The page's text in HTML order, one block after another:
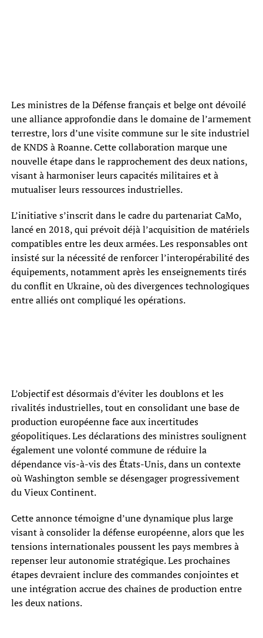
Les ministres de la Défense français et belge ont dévoilé
une alliance approfondie dans le domaine de l’armement
terrestre, lors d’une visite commune sur le site industriel
de KNDS à Roanne. Cette collaboration marque une
nouvelle étape dans le rapprochement des deux nations,
visant à harmoniser leurs capacités militaires et à
mutualiser leurs ressources industrielles.
L’initiative s’inscrit dans le cadre du partenariat CaMo,
lancé en 2018, qui prévoit déjà l’acquisition de matériels
compatibles entre les deux armées. Les responsables ont
insisté sur la nécessité de renforcer l’interopérabilité des
équipements, notamment après les enseignements tirés
du conflit en Ukraine, où des divergences technologiques
entre alliés ont compliqué les opérations.
L’objectif est désormais d’éviter les doublons et les
rivalités industrielles, tout en consolidant une base de
production européenne face aux incertitudes
géopolitiques. Les déclarations des ministres soulignent
également une volonté commune de réduire la
dépendance vis-à-vis des États-Unis, dans un contexte
où Washington semble se désengager progressivement
du Vieux Continent.
Cette annonce témoigne d’une dynamique plus large
visant à consolider la défense européenne, alors que les
tensions internationales poussent les pays membres à
repenser leur autonomie stratégique. Les prochaines
étapes devraient inclure des commandes conjointes et
une intégration accrue des chaînes de production entre
les deux nations.